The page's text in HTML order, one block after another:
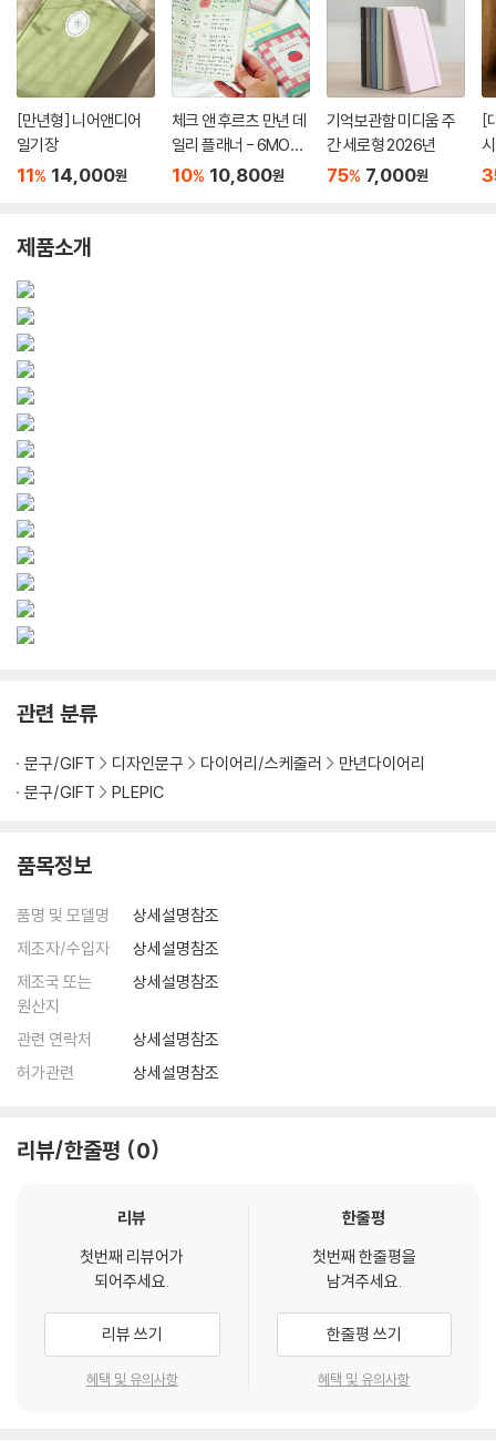
[만년형] 니어앤디어
일기장
11% 14,000원
체크 앤 후르츠 만년 데
일리 플래너 - 6MON
THS
10% 10,800원
기억보관함 미디움 주
간 세로형 2026년
75% 7,000원
[
제품소개
관련 분류
문구/GIFT 디자인문구 다이어리/스케줄러
만년다이어리
문구/GIFT
PLEPIC
품목정보
품명 및 모델명
상세설명참조
제조자/수입자
상세설명참조
제조국 또는
원산지
상세설명참조
관련 연락처
상세설명참조
허가관련
상세설명참조
리뷰/한줄평 0
리뷰
첫번째 리뷰어가
되어주세요.
리뷰 쓰기
혜택 및 유의사항
한줄평
첫번째 한줄평을
남겨주세요.
한줄평 쓰기
혜택 및 유의사항